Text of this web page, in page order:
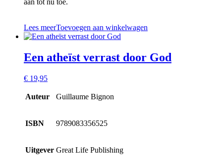
aan tot nu toe.
Lees meerToevoegen aan winkelwagen
Een atheïst verrast door God
€ 19,95
Auteur Guillaume Bignon
ISBN 9789083356525
Uitgever Great Life Publishing